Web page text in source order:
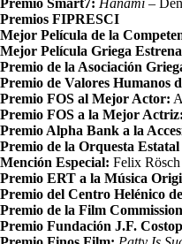
Premio Smart7: Hanami –
Premios FIPRESCI
Mejor Película de la
Mejor Película Griega
Premio de la Asociación
Premio de Valores Humanos
Premio FOS al Mejor Actor:
Premio FOS a la Mejor Actriz:
Premio Alpha Bank a la
Premio de la Orquesta
Mención Especial: Felix
Premio ERT a la Música
Premio del Centro Helénico
Premio de la Film
Premio Fundación J.F.